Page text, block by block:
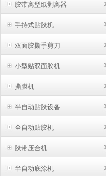
胶带离型纸剥离器
手持式贴胶机
双面胶撕手剪刀
小型贴双面胶机
撕膜机
半自动贴胶设备
全自动贴胶机
胶带压合机
半自动底涂机